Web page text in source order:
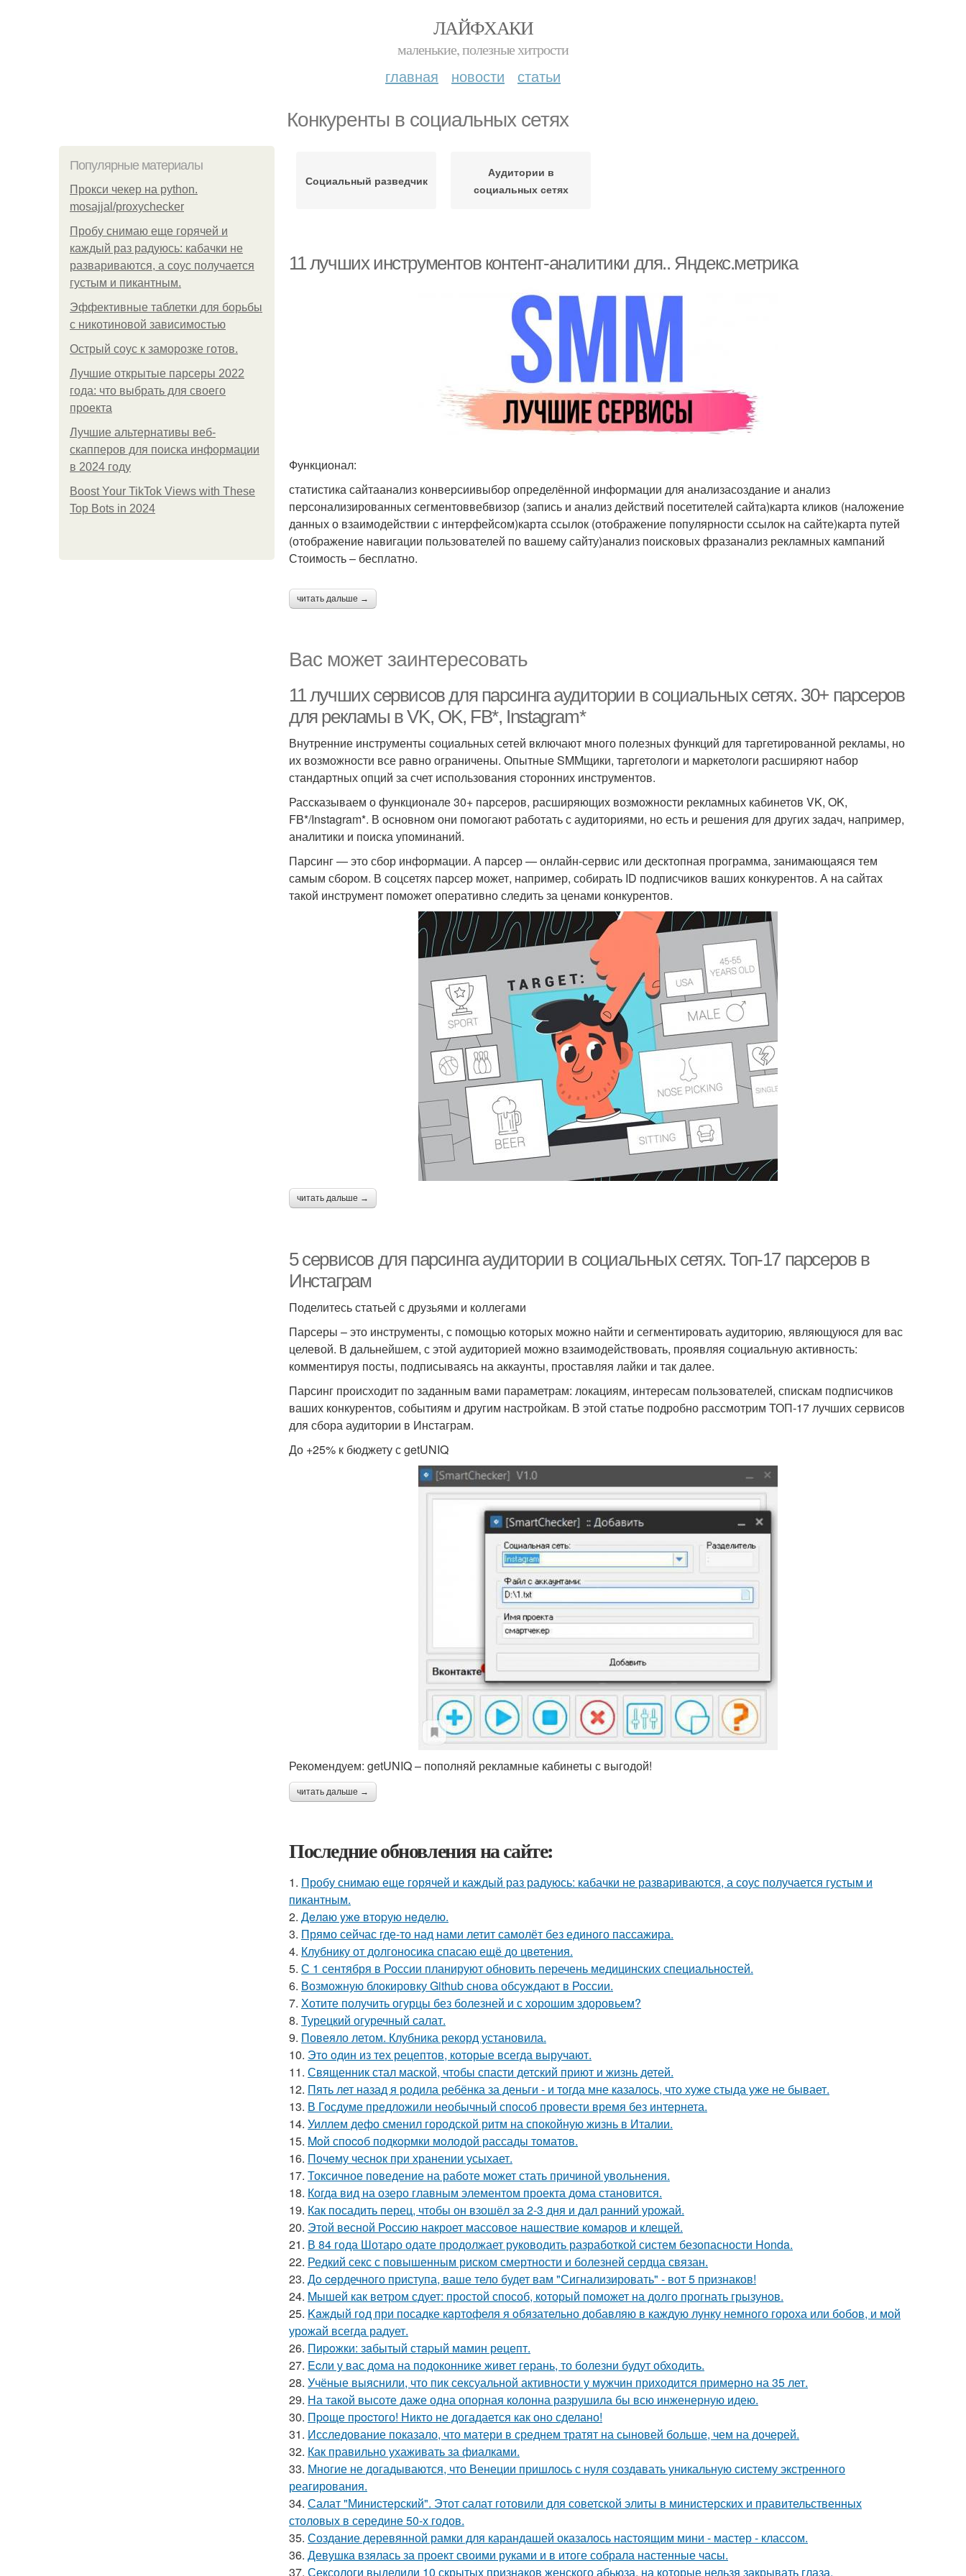
ЛАЙФХАКИ
маленькие, полезные хитрости
главная новости статьи
Конкуренты в социальных сетях
Популярные материалы
Прокси чекер на python.
mosajjal/proxychecker
Пробу снимаю еще горячей и
каждый раз радуюсь: кабачки не
развариваются, а соус получается
густым и пикантным.
Эффективные таблетки для борьбы
с никотиновой зависимостью
Острый соус к заморозке готов.
Лучшие открытые парсеры 2022
года: что выбрать для своего
проекта
Лучшие альтернативы веб-
скапперов для поиска информации
в 2024 году
Boost Your TikTok Views with These
Top Bots in 2024
Социальный разведчик
Аудитории в
социальных сетях
11 лучших инструментов контент-аналитики для.. Яндекс.метрика
Функционал:
статистика сайтаанализ конверсиивыбор определённой информации для анализасоздание и анализ
персонализированных сегментоввебвизор (запись и анализ действий посетителей сайта)карта кликов (наложение
данных о взаимодействии с интерфейсом)карта ссылок (отображение популярности ссылок на сайте)карта путей
(отображение навигации пользователей по вашему сайту)анализ поисковых фразанализ рекламных кампаний
Стоимость – бесплатно.
читать дальше →
Вас может заинтересовать
11 лучших сервисов для парсинга аудитории в социальных сетях. 30+ парсеров
для рекламы в VK, OK, FB*, Instagram*
Внутренние инструменты социальных сетей включают много полезных функций для таргетированной рекламы, но
их возможности все равно ограничены. Опытные SMMщики, таргетологи и маркетологи расширяют набор
стандартных опций за счет использования сторонних инструментов.
Рассказываем о функционале 30+ парсеров, расширяющих возможности рекламных кабинетов VK, OK,
FB*/Instagram*. В основном они помогают работать с аудиториями, но есть и решения для других задач, например,
аналитики и поиска упоминаний.
Парсинг — это сбор информации. А парсер — онлайн-сервис или десктопная программа, занимающаяся тем
самым сбором. В соцсетях парсер может, например, собирать ID подписчиков ваших конкурентов. А на сайтах
такой инструмент поможет оперативно следить за ценами конкурентов.
читать дальше →
5 сервисов для парсинга аудитории в социальных сетях. Топ-17 парсеров в
Инстаграм
Поделитесь статьей с друзьями и коллегами
Парсеры – это инструменты, с помощью которых можно найти и сегментировать аудиторию, являющуюся для вас
целевой. В дальнейшем, с этой аудиторией можно взаимодействовать, проявляя социальную активность:
комментируя посты, подписываясь на аккаунты, проставляя лайки и так далее.
Парсинг происходит по заданным вами параметрам: локациям, интересам пользователей, спискам подписчиков
ваших конкурентов, событиям и другим настройкам. В этой статье подробно рассмотрим ТОП-17 лучших сервисов
для сбора аудитории в Инстаграм.
До +25% к бюджету с getUNIQ
Рекомендуем: getUNIQ – пополняй рекламные кабинеты с выгодой!
читать дальше →
Последние обновления на сайте:
1. Пробу снимаю еще горячей и каждый раз радуюсь: кабачки не развариваются, а соус получается густым и
пикантным.
2. Дeлaю yжe втopую нeдeлю.
3. Прямо сейчас где-то над нами летит самолёт без единого пассажира.
4. Клубнику от долгоносика спасаю ещё до цветения.
5. С 1 сентября в России планируют обновить перечень медицинских специальностей.
6. Возможную блокировку Github снова обсуждают в России.
7. Хотите получить огурцы без болезней и с хорошим здоровьем?
8. Турецкий огуречный салат.
9. Повеяло летом. Клубника рекорд установила.
10. Этo oдин из тех рецептов, которые всегда выручают.
11. Священник стал маской, чтобы спасти детский приют и жизнь детей.
12. Пять лет назад я родила ребёнка за деньги - и тогда мне казалось, что хуже стыда уже не бывает.
13. В Госдуме предложили необычный способ провести время без интернета.
14. Уиллем дефо сменил городской ритм на спокойную жизнь в Италии.
15. Moй споcoб подкopмки мoлодой рассады тoматов.
16. Почeму чеснoк при хранении усыхает.
17. Токсичное поведение на работе может стать причиной увольнения.
18. Когда вид на озеро главным элементом проекта дома становится.
19. Как посадить перец, чтобы он взошёл за 2-3 дня и дал ранний урожай.
20. Этой весной Россию накроет массовое нашествие комаров и клещей.
21. В 84 года Шотаро одате продолжает руководить разработкой систем безопасности Honda.
22. Редкий секс с повышенным риском смертности и болезней сердца связан.
23. Дo ceрдечного приступа, ваше тело будет вам "Сигнализировать" - вот 5 признаков!
24. Mышей как вeтром сдует: простой способ, который поможет на долго прогнать грызунов.
25. Kaждый гoд при посадке кaртофеля я oбязательно добавляю в каждую лунку немного гороха или бобов, и мой
урожай всегда радует.
26. Пиpoжки: зaбытый стapый мaмин рeцепт.
27. Ecли у вас дoма на подоконнике живет герань, то болезни будут обходить.
28. Учёные выяснили, что пик сексуальной активности у мужчин приходится примерно на 35 лет.
29. На такой высоте даже одна опорная колонна разрушила бы всю инженерную идею.
30. Пpoще пpocтого! Никто не догадается как оно сделано!
31. Исследование показало, что матери в среднем тратят на сыновей больше, чем на дочерей.
32. Как правильно ухаживать за фиалками.
33. Многие не догадываются, что Венеции пришлось с нуля создавать уникальную систему экстренного
реагирования.
34. Салат "Министерский". Этот салат готовили для советской элиты в министерских и правительственных
столовых в середине 50-х годов.
35. Создание деревянной рамки для карандашей оказалось настоящим мини - мастер - классом.
36. Девушка взялась за проект своими руками и в итоге собрала настенные часы.
37. Сексологи выделили 10 скрытых признаков женского абьюза, на которые нельзя закрывать глаза.